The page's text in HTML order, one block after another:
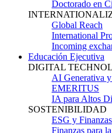
Doctorado en
Global Reach
International
Incoming
Educación Ejecutiva
DIGITAL
AI Generativa
EMERITUS
IA para Altos
SOSTENIBILIDAD
ESG y
Finanzas para